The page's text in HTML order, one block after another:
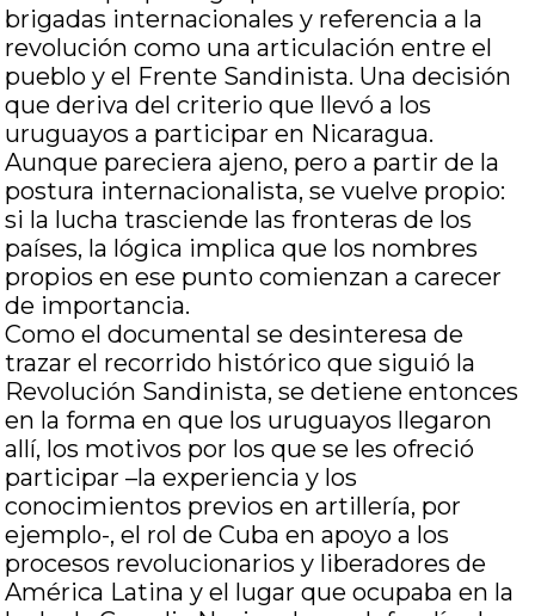
brigadas internacionales y referencia a la
revolución como una articulación entre el
pueblo y el Frente Sandinista. Una decisión
que deriva del criterio que llevó a los
uruguayos a participar en Nicaragua.
Aunque pareciera ajeno, pero a partir de la
postura internacionalista, se vuelve propio:
si la lucha trasciende las fronteras de los
países, la lógica implica que los nombres
propios en ese punto comienzan a carecer
de importancia.
Como el documental se desinteresa de
trazar el recorrido histórico que siguió la
Revolución Sandinista, se detiene entonces
en la forma en que los uruguayos llegaron
allí, los motivos por los que se les ofreció
participar –la experiencia y los
conocimientos previos en artillería, por
ejemplo-, el rol de Cuba en apoyo a los
procesos revolucionarios y liberadores de
América Latina y el lugar que ocupaba en la